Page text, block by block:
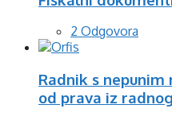
2 Odgovora
Radnik s
od prava iz